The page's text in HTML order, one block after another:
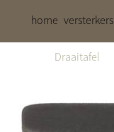
home versterkers
Draaitafel